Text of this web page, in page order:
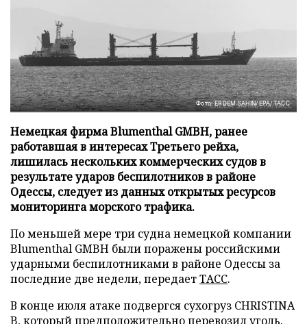
Фото: ERDEM SAHIN/EPA/ТАСС
Немецкая фирма Blumenthal GMBH, ранее
работавшая в интересах Третьего рейха,
лишилась нескольких коммерческих судов в
результате ударов беспилотников в районе
Одессы, следует из данных открытых ресурсов
мониторинга морского трафика.
По меньшей мере три судна немецкой компании
Blumenthal GMBH были поражены российскими
ударными беспилотниками в районе Одессы за
последние две недели, передаетТАСС.
В конце июля атаке подвергся сухогруз CHRISTINA
B, который предположительно перевозил уголь.